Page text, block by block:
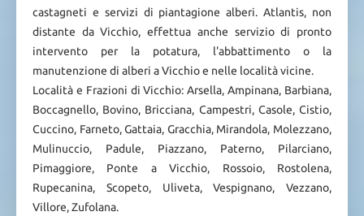
castagneti e servizi di piantagione alberi. Atlantis, non
distante da Vicchio, effettua anche servizio di pronto
intervento per la potatura, l'abbattimento o la
manutenzione di alberi a Vicchio e nelle località vicine.
Località e Frazioni di Vicchio: Arsella, Ampinana, Barbiana,
Boccagnello, Bovino, Bricciana, Campestri, Casole, Cistio,
Cuccino, Farneto, Gattaia, Gracchia, Mirandola, Molezzano,
Mulinuccio, Padule, Piazzano, Paterno, Pilarciano,
Pimaggiore, Ponte a Vicchio, Rossoio, Rostolena,
Rupecanina, Scopeto, Uliveta, Vespignano, Vezzano,
Villore, Zufolana.